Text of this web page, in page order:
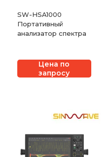
SW-HSA1000
Портативный
анализатор спектра
Цена по
запросу